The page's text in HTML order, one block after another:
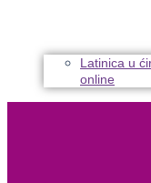
Latinica u
online